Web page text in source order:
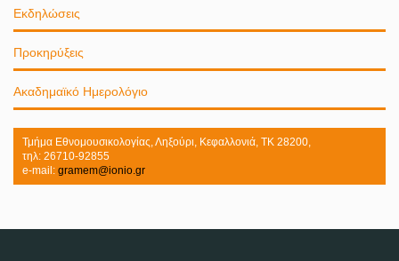
Εκδηλώσεις
Προκηρύξεις
Ακαδημαϊκό Ημερολόγιο
Τμήμα Εθνομουσικολογίας, Ληξούρι, Κεφαλλονιά, ΤΚ 28200,
τηλ: 26710-92855
e-mail: gramem@ionio.gr